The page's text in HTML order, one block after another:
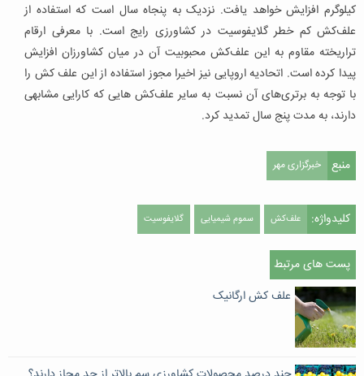
کیلوگرم افزایش خواهد یافت. نزدیک به پنجاه سال است که استفاده از
علف‌کش کم خطر گلایفوسیت در کشاورزی رایج است. با معرفی ارقام
تراریخته مقاوم به این علف‌کش محبوبیت آن در میان کشاورزان افزایش
پیدا کرده است. اتحادیه اروپایی نیز اخیرا مجوز استفاده از این علف کش را
با توجه به برتری‌های آن نسبت به سایر علف‌کش هایی که کارایی مشابهی
دارند، به مدت پنج سال تمدید کرد.
منبع خبرگزاری مهر
کلیدواژه: علف‌کش سموم شیمیایی گلایفوسیت
پست های مرتبط
علف کش ارگانیک